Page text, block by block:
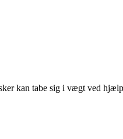
kan tabe sig i vægt ved